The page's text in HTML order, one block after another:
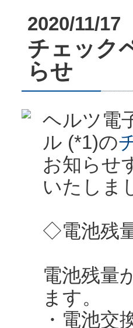
2020/11/17
チェック
らせ
ヘルツ電
ル (*1)の
お知らせ
いたしま
◇電池残
電池残量
ます。
・電池